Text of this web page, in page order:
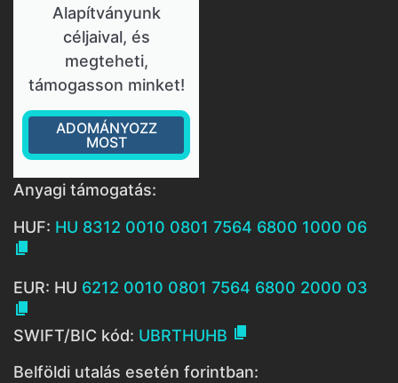
Alapítványunk
céljaival, és
megteheti,
támogasson minket!
ADOMÁNYOZZ
MOST
Anyagi támogatás:
HUF: HU 8312 0010 0801 7564 6800 1000 06

EUR: HU 6212 0010 0801 7564 6800 2000 03

SWIFT/BIC kód: UBRTHUHB 
Belföldi utalás esetén forintban: